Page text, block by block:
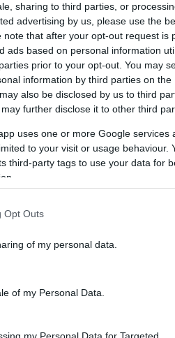
sharing to third parties, or
advertising by us, please use the
that after your opt-out request is
ads based on personal information
prior to your opt-out. You may
information by third parties on the
also be disclosed by us to third
further disclose it to other third
uses one or more Google services
to your visit or usage behaviour.
third-party tags to use your data for
Opt Outs
of my personal data.
of my Personal Data.
ai poliziotti.